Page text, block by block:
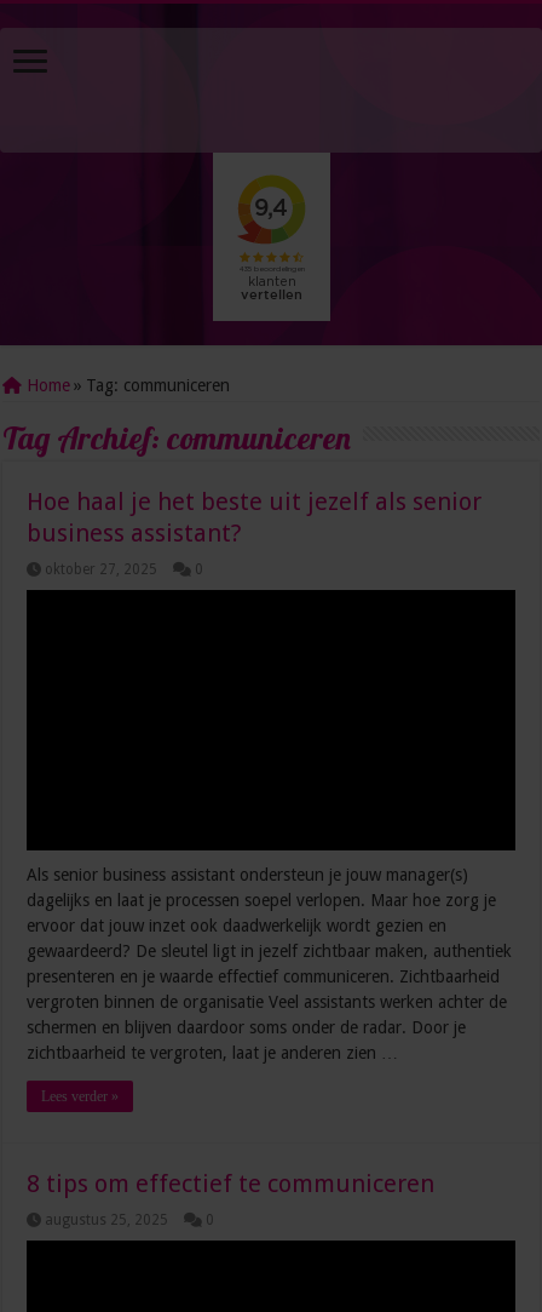
Home » Tag: communiceren
Tag Archief:communiceren
Hoe haal je het beste uit jezelf als senior
business assistant?
oktober 27, 2025 0
Als senior business assistant ondersteun je jouw manager(s)
dagelijks en laat je processen soepel verlopen. Maar hoe zorg je
ervoor dat jouw inzet ook daadwerkelijk wordt gezien en
gewaardeerd? De sleutel ligt in jezelf zichtbaar maken, authentiek
presenteren en je waarde effectief communiceren. Zichtbaarheid
vergroten binnen de organisatie Veel assistants werken achter de
schermen en blijven daardoor soms onder de radar. Door je
zichtbaarheid te vergroten, laat je anderen zien …
Lees verder »
8 tips om effectief te communiceren
augustus 25, 2025 0